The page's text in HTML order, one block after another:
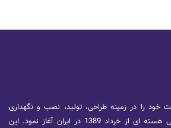
خود را در زمینه طراحی، تولید، نصب و نگهداری
سیستم های تصویرگر پزشکی هسته ای از خرداد 1389 در ایران آغاز نمود. این